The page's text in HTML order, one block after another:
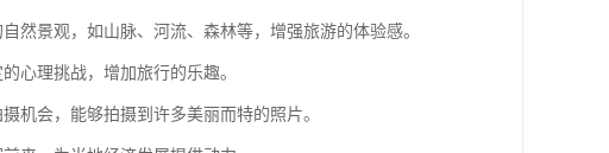
然景观，如山脉、河流、森林等，增强旅游的体验感。
心理挑战，增加旅行的乐趣。
机会，能够拍摄到许多美丽而特的照片。